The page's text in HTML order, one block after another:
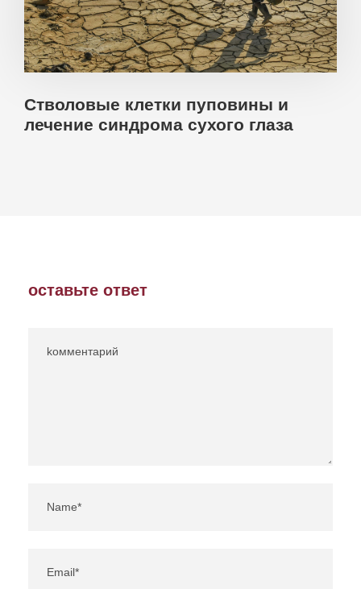
Стволовые клетки пуповины и
лечение синдрома сухого глаза
оставьте ответ